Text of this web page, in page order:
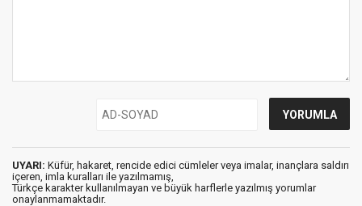
UYARI: Küfür, hakaret, rencide edici cümleler veya imalar, inançlara saldırı
içeren, imla kuralları ile yazılmamış,
Türkçe karakter kullanılmayan ve büyük harflerle yazılmış yorumlar
onaylanmamaktadır.